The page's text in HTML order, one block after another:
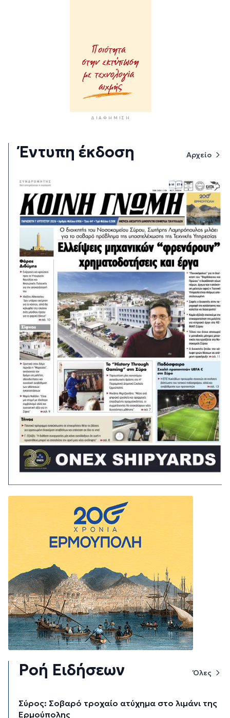
ΔΙΑΦΉΜΙΣΗ
Έντυπη έκδοση Αρχείο
Ροή Ειδήσεων Όλες
Σύρος: Σοβαρό τροχαίο ατύχημα στο λιμάνι της
Ερμούπολης